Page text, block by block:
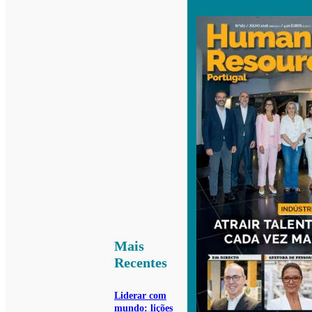
Mais
Recentes
Liderar com
mundo: lições